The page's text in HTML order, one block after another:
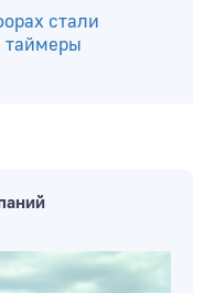
бесплатно